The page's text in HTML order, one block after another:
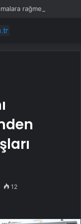
12